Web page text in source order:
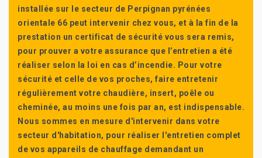
installée sur le secteur de Perpignan pyrénées
orientale 66 peut intervenir chez vous, et à la fin de la
prestation un certificat de sécurité vous sera remis,
pour prouver a votre assurance que l’entretien a été
réaliser selon la loi en cas d’incendie. Pour votre
sécurité et celle de vos proches, faire entretenir
régulièrement votre chaudière, insert, poêle ou
cheminée, au moins une fois par an, est indispensable.
Nous sommes en mesure d'intervenir dans votre
secteur d'habitation, pour réaliser l'entretien complet
de vos appareils de chauffage demandant un